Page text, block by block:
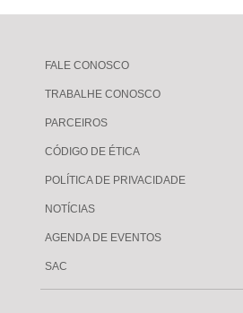
FALE CONOSCO
TRABALHE CONOSCO
PARCEIROS
CÓDIGO DE ÉTICA
POLÍTICA DE PRIVACIDADE
NOTÍCIAS
AGENDA DE EVENTOS
SAC